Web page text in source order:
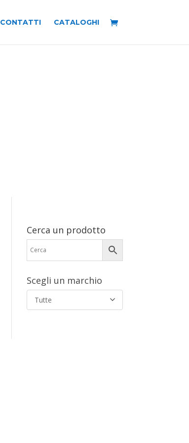
CONTATTI CATALOGHI
Cerca un prodotto
Scegli un marchio
Tutte